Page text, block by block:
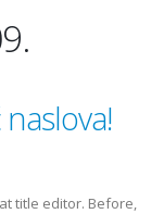
title editor. Before,